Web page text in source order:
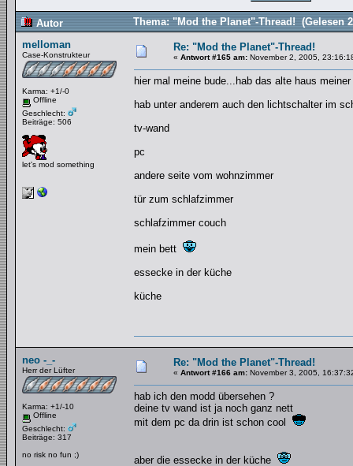
Autor
Thema: "Mod the Planet"-Thread! (Gelesen
melloman
Case-Konstrukteur
Karma: +1/-0
Offline
Geschlecht:
Beiträge: 506
let's mod something
Re: "Mod the Planet"-Thread!
« Antwort #165 am: November 2, 2005,
hier mal meine bude...hab das alte haus
hab unter anderem auch den lichtschalter im
tv-wand
pc
andere seite vom wohnzimmer
tür zum schlafzimmer
schlafzimmer couch
mein bett
essecke in der küche
küche
neo -_-
Herr der Lüfter
Karma: +1/-10
Offline
Geschlecht:
Beiträge: 317
no risk no fun ;)
Re: "Mod the Planet"-Thread!
« Antwort #166 am: November 3, 2005,
hab ich den modd übersehen ?
deine tv wand ist ja noch ganz nett
mit dem pc da drin ist schon cool
aber die essecke in der küche